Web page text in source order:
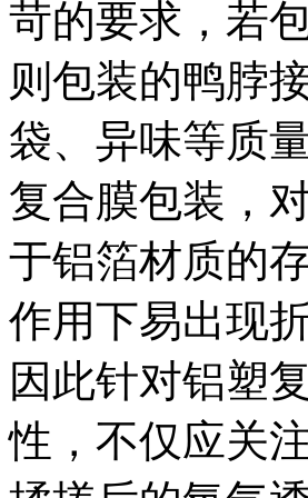
苛的要求，若
则包装的鸭脖
袋、异味等质
复合膜包装，
于铝箔材质的
作用下易出现
因此针对铝塑
性，不仅应关